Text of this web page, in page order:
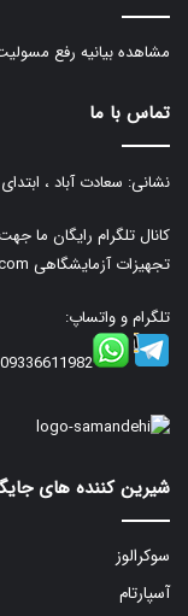
مشاهده بیانیه رفع
تماس با ما
نشانی: سعادت آباد ،
کانال تلگرام رایگان ما
تجهیزات آزمایشگاهی
تلگرام و واتساپ:
09336611982
شیرین کننده های
سوکرالوز
آسپارتام